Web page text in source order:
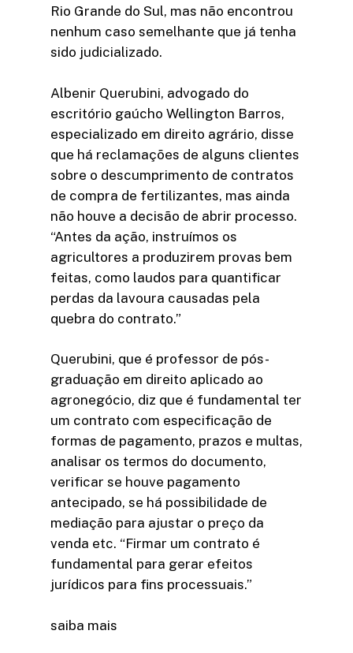
Rio Grande do Sul, mas não encontrou
nenhum caso semelhante que já tenha
sido judicializado.
Albenir Querubini, advogado do
escritório gaúcho Wellington Barros,
especializado em direito agrário, disse
que há reclamações de alguns clientes
sobre o descumprimento de contratos
de compra de fertilizantes, mas ainda
não houve a decisão de abrir processo.
“Antes da ação, instruímos os
agricultores a produzirem provas bem
feitas, como laudos para quantificar
perdas da lavoura causadas pela
quebra do contrato.”
Querubini, que é professor de pós-
graduação em direito aplicado ao
agronegócio, diz que é fundamental ter
um contrato com especificação de
formas de pagamento, prazos e multas,
analisar os termos do documento,
verificar se houve pagamento
antecipado, se há possibilidade de
mediação para ajustar o preço da
venda etc. “Firmar um contrato é
fundamental para gerar efeitos
jurídicos para fins processuais.”
saiba mais